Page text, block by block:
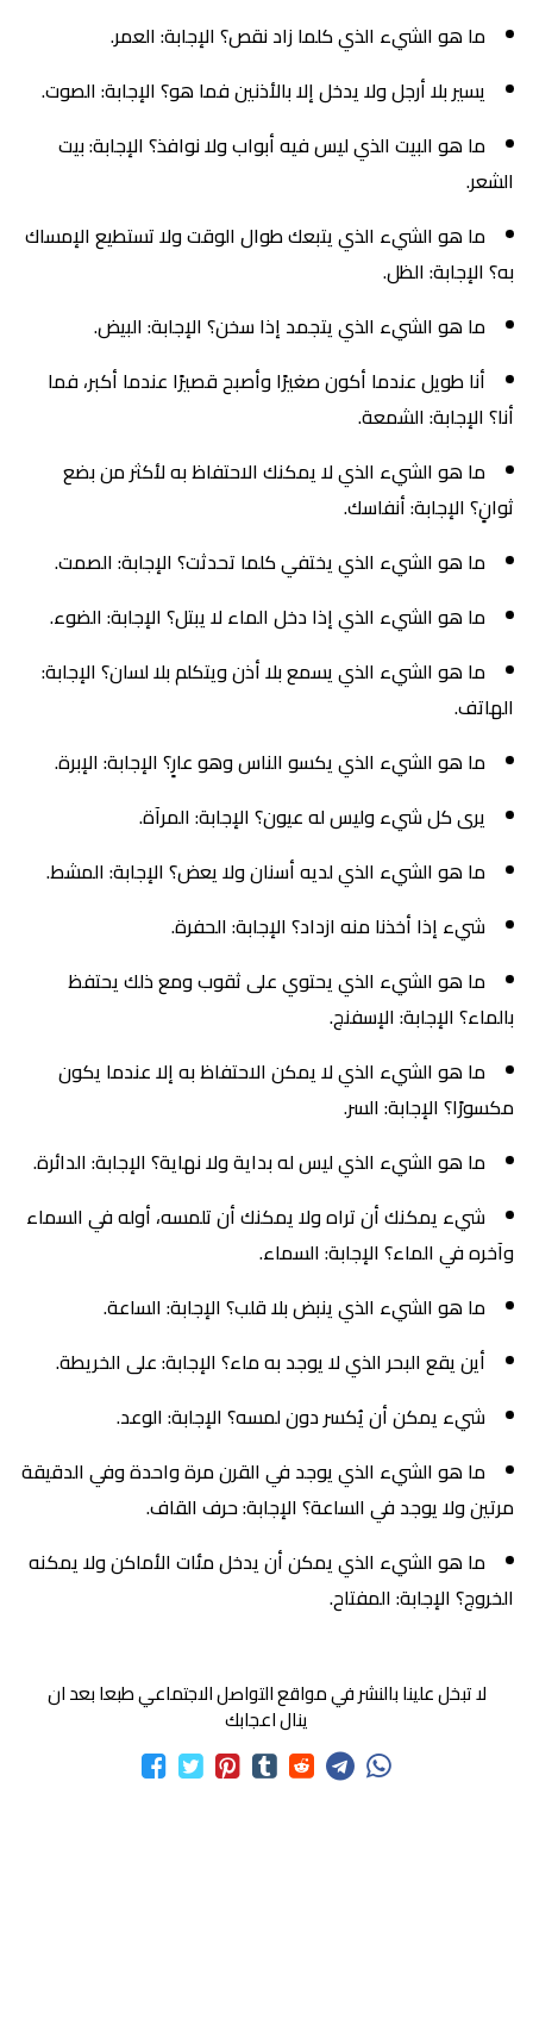
ما هو الشيء الذي كلما زاد نقص؟ الإجابة: العمر.
يسير بلا أرجل ولا يدخل إلا بالأذنين فما هو؟ الإجابة: الصوت.
ما هو البيت الذي ليس فيه أبواب ولا نوافذ؟ الإجابة: بيت
الشعر.
ما هو الشيء الذي يتبعك طوال الوقت ولا تستطيع الإمساك
به؟ الإجابة: الظل.
ما هو الشيء الذي يتجمد إذا سخن؟ الإجابة: البيض.
أنا طويل عندما أكون صغيرًا وأصبح قصيرًا عندما أكبر، فما
أنا؟ الإجابة: الشمعة.
ما هو الشيء الذي لا يمكنك الاحتفاظ به لأكثر من بضع
ثوانٍ؟ الإجابة: أنفاسك.
ما هو الشيء الذي يختفي كلما تحدثت؟ الإجابة: الصمت.
ما هو الشيء الذي إذا دخل الماء لا يبتل؟ الإجابة: الضوء.
ما هو الشيء الذي يسمع بلا أذن ويتكلم بلا لسان؟ الإجابة:
الهاتف.
ما هو الشيء الذي يكسو الناس وهو عارٍ؟ الإجابة: الإبرة.
يرى كل شيء وليس له عيون؟ الإجابة: المرآة.
ما هو الشيء الذي لديه أسنان ولا يعض؟ الإجابة: المشط.
شيء إذا أخذنا منه ازداد؟ الإجابة: الحفرة.
ما هو الشيء الذي يحتوي على ثقوب ومع ذلك يحتفظ
بالماء؟ الإجابة: الإسفنج.
ما هو الشيء الذي لا يمكن الاحتفاظ به إلا عندما يكون
مكسورًا؟ الإجابة: السر.
ما هو الشيء الذي ليس له بداية ولا نهاية؟ الإجابة: الدائرة.
شيء يمكنك أن تراه ولا يمكنك أن تلمسه، أوله في السماء
وآخره في الماء؟ الإجابة: السماء.
ما هو الشيء الذي ينبض بلا قلب؟ الإجابة: الساعة.
أين يقع البحر الذي لا يوجد به ماء؟ الإجابة: على الخريطة.
شيء يمكن أن يُكسر دون لمسه؟ الإجابة: الوعد.
ما هو الشيء الذي يوجد في القرن مرة واحدة وفي الدقيقة
مرتين ولا يوجد في الساعة؟ الإجابة: حرف القاف.
ما هو الشيء الذي يمكن أن يدخل مئات الأماكن ولا يمكنه
الخروج؟ الإجابة: المفتاح.
لا تبخل علينا بالنشر في مواقع التواصل الاجتماعي طبعا بعد ان
ينال اعجابك